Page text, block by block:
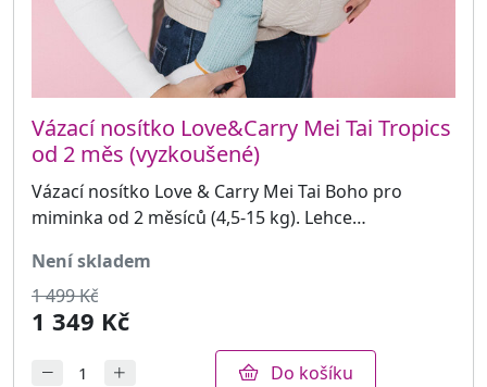
Vázací nosítko Love&Carry Mei Tai Tropics
od 2 měs (vyzkoušené)
Vázací nosítko Love & Carry Mei Tai Boho pro
miminka od 2 měsíců (4,5-15 kg). Lehce…
není skladem
1 499 Kč
1 349 Kč
Do košíku